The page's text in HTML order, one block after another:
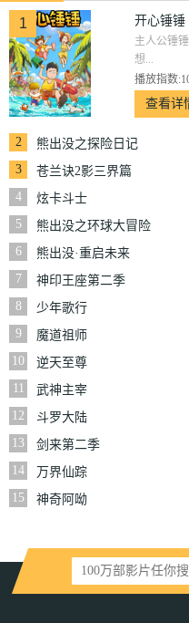
1 开心锤锤
主人公锤
想...
播放指数
查看详
2
熊出没之探险日记
3
苍兰诀2影三界篇
4
炫卡斗士
5
熊出没之环球大冒险
6
熊出没·重启未来
7
神印王座第二季
8
少年歌行
9
魔道祖师
10
逆天至尊
11
武神主宰
12
斗罗大陆
13
剑来第二季
14
万界仙踪
15
神奇阿呦